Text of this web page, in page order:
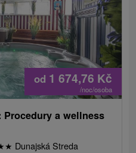
od 1 674,76 Kč
/noc/osoba
a wellness
★ Dunajská Streda